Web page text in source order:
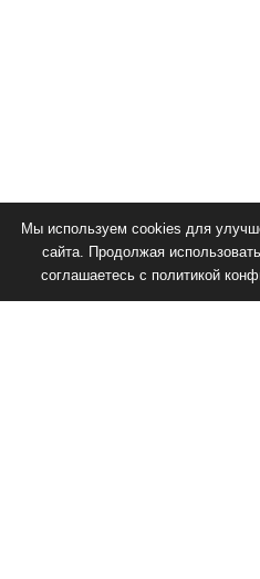
Мы используем cookies для
сайта. Продолжая
соглашаетесь с политикой